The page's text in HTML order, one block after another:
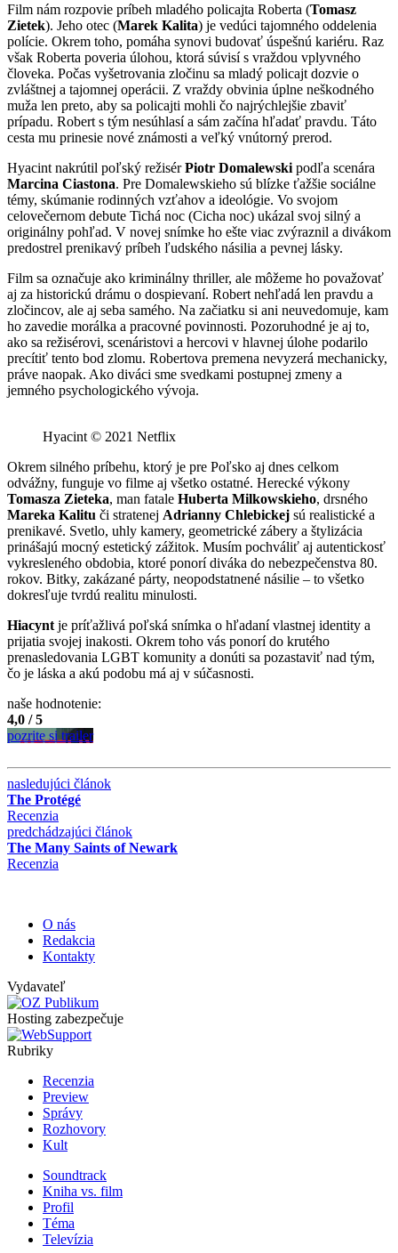
Film nám rozpovie príbeh mladého policajta Roberta (Tomasz
Zietek). Jeho otec (Marek Kalita) je vedúci tajomného oddelenia
polície. Okrem toho, pomáha synovi budovať úspešnú kariéru. Raz
však Roberta poveria úlohou, ktorá súvisí s vraždou vplyvného
človeka. Počas vyšetrovania zločinu sa mladý policajt dozvie o
zvláštnej a tajomnej operácii. Z vraždy obvinia úplne neškodného
muža len preto, aby sa policajti mohli čo najrýchlejšie zbaviť
prípadu. Robert s tým nesúhlasí a sám začína hľadať pravdu. Táto
cesta mu prinesie nové známosti a veľký vnútorný prerod.
Hyacint nakrútil poľský režisérPiotr Domalewski podľa scenára
Marcina Ciastona. Pre Domalewskieho sú blízke ťažšie sociálne
témy, skúmanie rodinných vzťahov a ideológie. Vo svojom
celovečernom debute Tichá noc (Cicha noc) ukázal svoj silný a
originálny pohľad. V novej snímke ho ešte viac zvýraznil a divákom
predostrel prenikavý príbeh ľudského násilia a pevnej lásky.
Film sa označuje ako kriminálny thriller, ale môžeme ho považovať
aj za historickú drámu o dospievaní. Robert nehľadá len pravdu a
zločincov, ale aj seba samého. Na začiatku si ani neuvedomuje, kam
ho zavedie morálka a pracovné povinnosti. Pozoruhodné je aj to,
ako sa režisérovi, scenáristovi a hercovi v hlavnej úlohe podarilo
precítiť tento bod zlomu. Robertova premena nevyzerá mechanicky,
práve naopak. Ako diváci sme svedkami postupnej zmeny a
jemného psychologického vývoja.
Hyacint © 2021 Netflix
Okrem silného príbehu, ktorý je pre Poľsko aj dnes celkom
odvážny, funguje vo filme aj všetko ostatné. Herecké výkony
Tomasza Zieteka, man fatale Huberta Milkowskieho, drsného
Mareka Kalitu či stratenej Adrianny Chlebickej sú realistické a
prenikavé. Svetlo, uhly kamery, geometrické zábery a štylizácia
prinášajú mocný estetický zážitok. Musím pochváliť aj autentickosť
vykresleného obdobia, ktoré ponorí diváka do nebezpečenstva 80.
rokov. Bitky, zakázané párty, neopodstatnené násilie – to všetko
dokresľuje tvrdú realitu minulosti.
Hiacynt je príťažlivá poľská snímka o hľadaní vlastnej identity a
prijatia svojej inakosti. Okrem toho vás ponorí do krutého
prenasledovania LGBT komunity a donúti sa pozastaviť nad tým,
čo je láska a akú podobu má aj v súčasnosti.
naše hodnotenie:
4,0 / 5
pozrite si trailer
nasledujúci článok
The Protégé
Recenzia
predchádzajúci článok
The Many Saints of Newark
Recenzia
O nás
Redakcia
Kontakty
Vydavateľ
Hosting zabezpečuje
Rubriky
Recenzia
Preview
Správy
Rozhovory
Kult
Soundtrack
Kniha vs. film
Profil
Téma
Televízia